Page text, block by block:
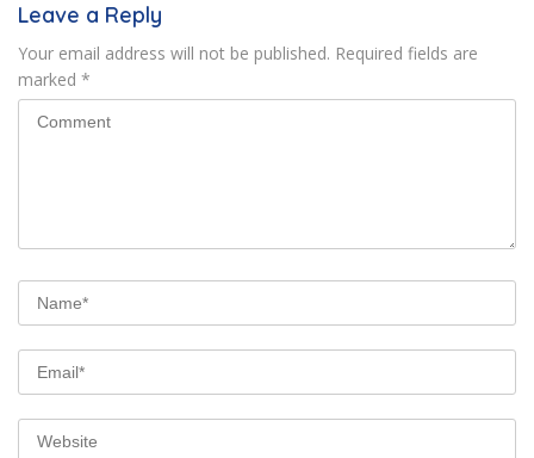
Leave a Reply
Your email address will not be published. Required fields are
marked *